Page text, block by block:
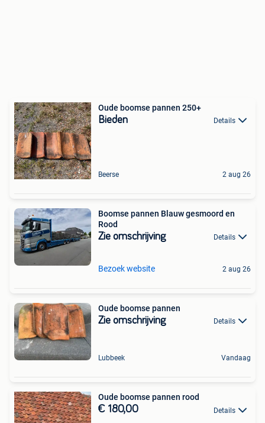
Oude boomse pannen 250+
Bieden Details
Beerse 2 aug 26
Boomse pannen Blauw gesmoord en
Rood
Zie omschrijving Details
Bezoek website 2 aug 26
Oude boomse pannen
Zie omschrijving Details
Lubbeek Vandaag
Oude boomse pannen rood
€ 180,00 Details